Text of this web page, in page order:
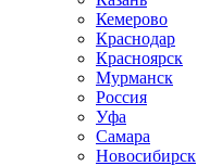
Кемерово
Краснодар
Красноярск
Мурманск
Россия
Уфа
Самара
Новосибирск